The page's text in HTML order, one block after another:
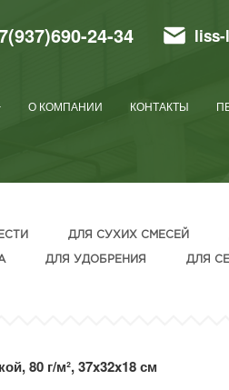
24-34 liss-
О КОМПАНИИ КОНТАКТЫ
ДЛЯ СУХИХ СМЕСЕЙ
ДЛЯ УДОБРЕНИЯ ДЛЯ
80 г/м², 37x32x18 см